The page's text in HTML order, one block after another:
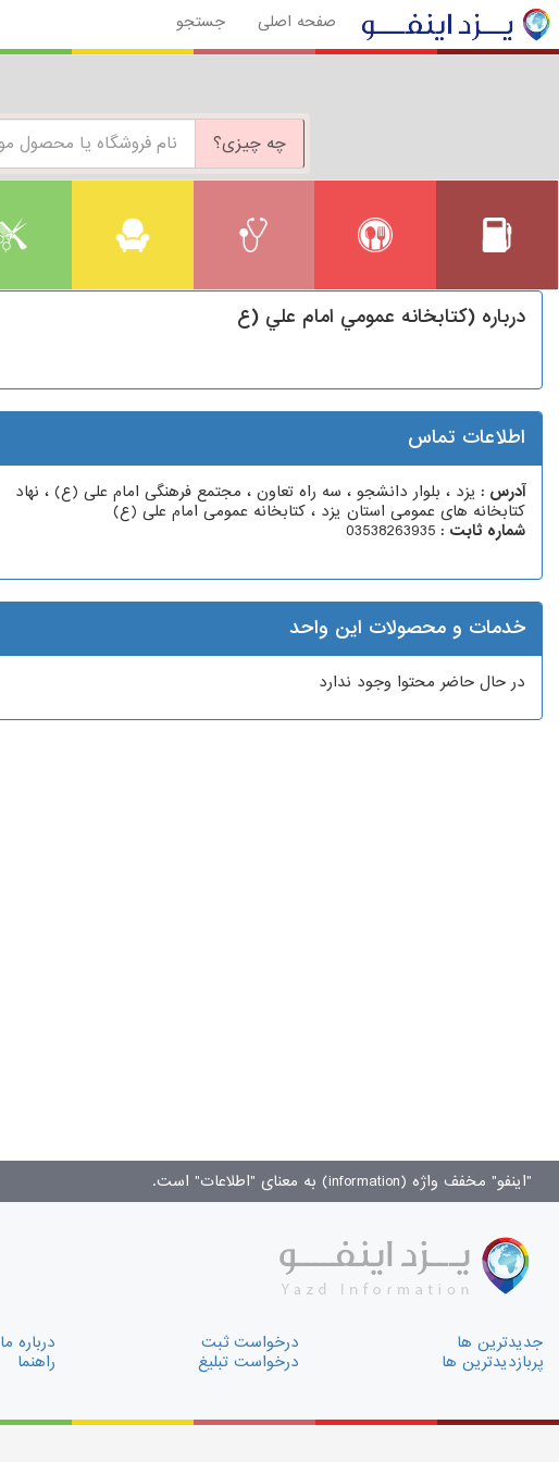
صفحه اصلی جستجو
چه چیزی؟
درباره (كتابخانه عمومي امام علي (ع
اطلاعات تماس
آدرس : یزد ، بلوار دانشجو ، سه راه تعاون ، مجتمع فرهنگی امام علی (ع) ، نهاد
کتابخانه های عمومی استان یزد ، کتابخانه عمومی امام علی (ع)
شماره ثابت : 03538263935
خدمات و محصولات این واحد
در حال حاضر محتوا وجود ندارد
"اینفو" مخفف واژه (information) به معنای "اطلاعات" است.
جدیدترین ها
پربازدیدترین ها
درخواست ثبت
درخواست تبلیغ
درباره ما
راهنما